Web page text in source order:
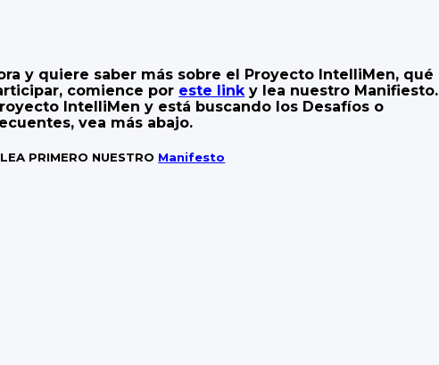
y quiere saber más sobre el Proyecto IntelliMen, qué
comience por este linky lea nuestro Manifiesto.
IntelliMen y está buscando los Desafíos o
vea más abajo.
PRIMERO NUESTRO Manifesto